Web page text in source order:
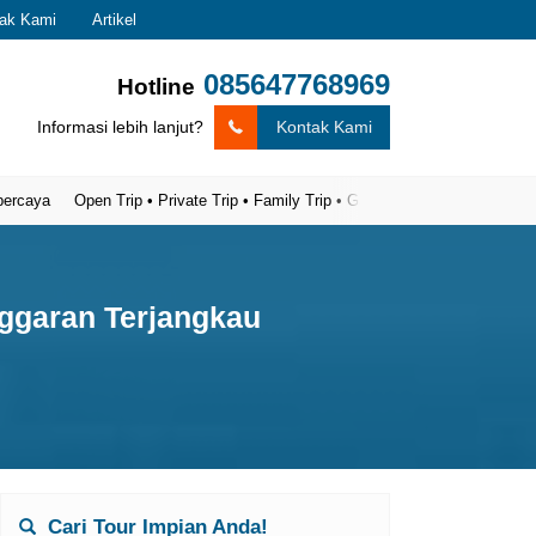
Kami Artikel
Hotline 085647768969
Informasi lebih lanjut? Kontak Kami
Open Trip • Private Trip • Family Trip • Gathering
Terjangkau
Cari Tour Impian Anda!